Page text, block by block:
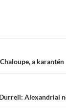
a karantén
Alexandriai